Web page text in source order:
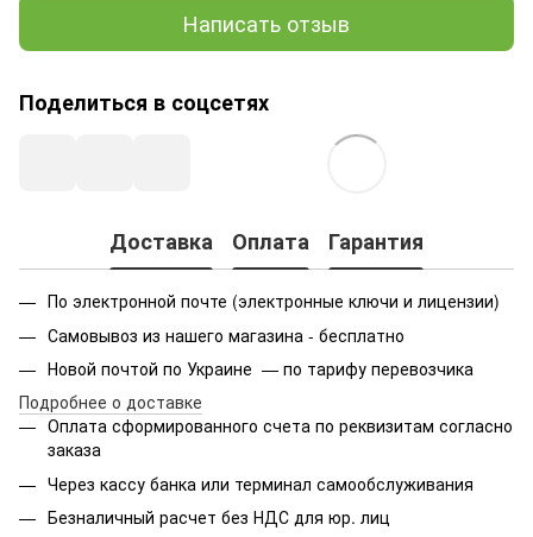
Написать отзыв
Поделиться в соцсетях
Доставка Оплата Гарантия
По электронной почте (электронные ключи и лицензии)
Самовывоз из нашего магазина - бесплатно
Новой почтой по Украине — по тарифу перевозчика
Подробнее о доставке
Оплата сформированного счета по реквизитам согласно
заказа
Через кассу банка или терминал самообслуживания
Безналичный расчет без НДС для юр. лиц